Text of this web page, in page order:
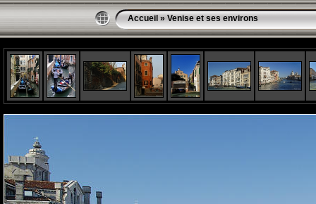
Accueil » Venise et ses environs